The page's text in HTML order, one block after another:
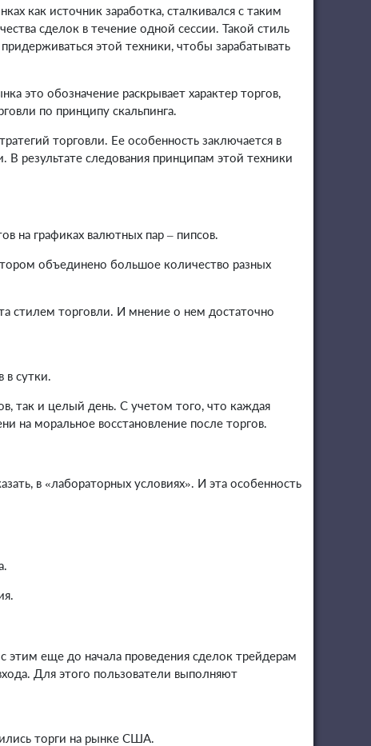
как источник заработка, сталкивался с таким
сделок в течение одной сессии. Такой стиль
этой техники, чтобы зарабатывать
это обозначение раскрывает характер торгов,
по принципу скальпинга.
торговли. Ее особенность заключается в
результате следования принципам этой техники
на графиках валютных пар – пипсов.
объединено большое количество разных
стилем торговли. И мнение о нем достаточно
сутки.
так и целый день. С учетом того, что каждая
на моральное восстановление после торгов.
в «лабораторных условиях». И эта особенность
этим еще до начала проведения сделок трейдерам
Для этого пользователи выполняют
торги на рынке США.